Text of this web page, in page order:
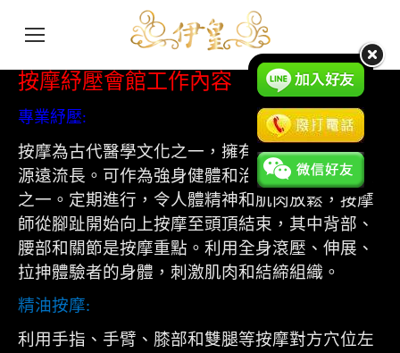
按摩紓壓會館工作內容
專業紓壓:
按摩為古代醫學文化之一，擁有四千多年歷史，
源遠流長。可作為強身健體和治療身體勞損方法
之一。定期進行，令人體精神和肌肉放鬆，按摩
師從腳趾開始向上按摩至頭頂結束，其中背部、
腰部和關節是按摩重點。利用全身滾壓、伸展、
拉抻體驗者的身體，刺激肌肉和結締組織。
精油按摩:
利用手指、手臂、膝部和雙腿等按摩對方穴位左